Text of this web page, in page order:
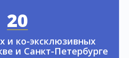
20
и ко-эксклюзивных
и Санкт-Петербурге